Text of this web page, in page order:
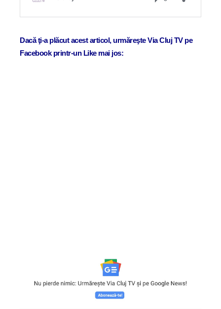
Dacă ţi-a plăcut acest articol, urmăreşte Via Cluj TV pe
Facebook printr-un Like mai jos: